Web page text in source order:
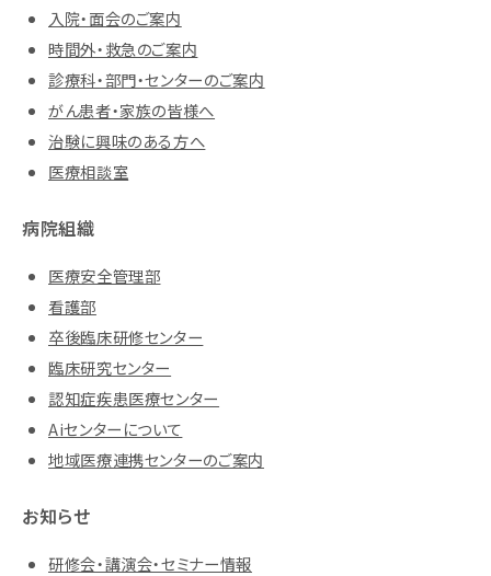
入院・面会のご案内
時間外・救急のご案内
診療科・部門・センターのご案内
がん患者・家族の皆様へ
治験に興味のある方へ
医療相談室
病院組織
医療安全管理部
看護部
卒後臨床研修センター
臨床研究センター
認知症疾患医療センター
Aiセンターについて
地域医療連携センターのご案内
お知らせ
研修会・講演会・セミナー情報